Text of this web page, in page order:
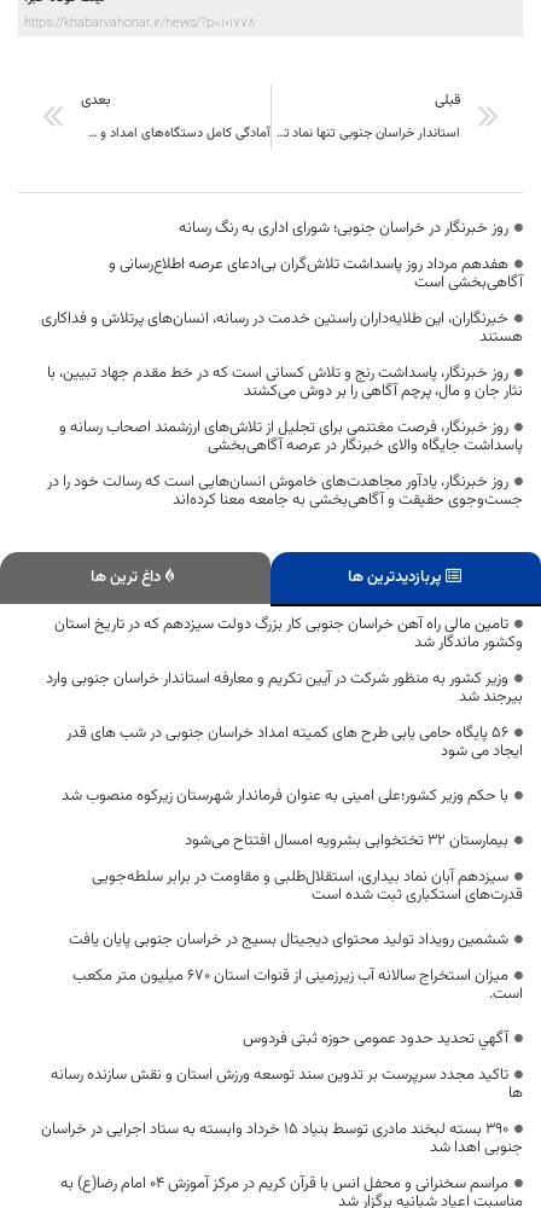
https://khabarvahonar.ir/news/?p=101778
قبلی
استاندار خراسان جنوبی تنها نماد تغییر در دولت چهاردهم / اینجا دولت چهاردهم وجود ندارد
بعدی
آمادگی کامل دستگاه‌های امداد و خدمات‌رسان خراسان جنوبی
روز خبرنگار در خراسان جنوبی؛ شورای اداری به رنگ رسانه
هفدهم مرداد روز پاسداشت تلاش‌گران بی‌ادعای عرصه اطلاع‌رسانی و
آگاهی‌بخشی است
خبرنگاران، این طلایه‌داران راستین خدمت در رسانه، انسان‌های پرتلاش و فداکاری
هستند
روز خبرنگار، پاسداشت رنج و تلاش کسانی است که در خط مقدم جهاد تبیین، با
نثار جان و مال، پرچم آگاهی را بر دوش می‌کشند
روز خبرنگار، فرصت مغتنمی برای تجلیل از تلاش‌های ارزشمند اصحاب رسانه و
پاسداشت جایگاه والای خبرنگار در عرصه آگاهی‌بخشی
روز خبرنگار، یادآور مجاهدت‌های خاموش انسان‌هایی است که رسالت خود را در
جست‌وجوی حقیقت و آگاهی‌بخشی به جامعه معنا کرده‌اند
پربازدیدترین ها
داغ ترین ها
تامین مالی راه آهن خراسان جنوبی کار بزرگ دولت سیزدهم که در تاریخ استان
وکشور ماندگار شد
وزیر کشور به منظور شرکت در آیین تکریم و معارفه استاندار خراسان جنوبی وارد
بیرجند شد
۵۶ پایگاه حامی یابی طرح های کمیته امداد خراسان جنوبی در شب های قدر
ایجاد می شود
با حکم وزیر کشور؛علی امینی به عنوان فرماندار شهرستان زیرکوه منصوب شد
بیمارستان ۳۲ تختخوابی بشرویه امسال افتتاح می‌شود
سیزدهم آبان نماد بیداری، استقلال‌طلبی و مقاومت در برابر سلطه‌جویی
قدرت‌های استکباری ثبت شده است
ششمین رویداد تولید محتوای دیجیتال بسیج در خراسان جنوبی پایان یافت
میزان استخراج سالانه آب زیرزمینی از قنوات استان 670 میلیون متر مکعب
است.
آگهي تحديد حدود عمومی حوزه ثبتی فردوس
تاکید مجدد سرپرست بر تدوین سند توسعه ورزش استان و نقش سازنده رسانه
ها
۳۹۰ بسته لبخند مادری توسط بنیاد ۱۵ خرداد وابسته به ستاد اجرایی در خراسان
جنوبی اهدا شد
مراسم سخنرانی و محفل انس با قرآن کریم در مرکز آموزش ۰۴ امام رضا(ع) به
مناسبت اعیاد شبانیه برگزار شد